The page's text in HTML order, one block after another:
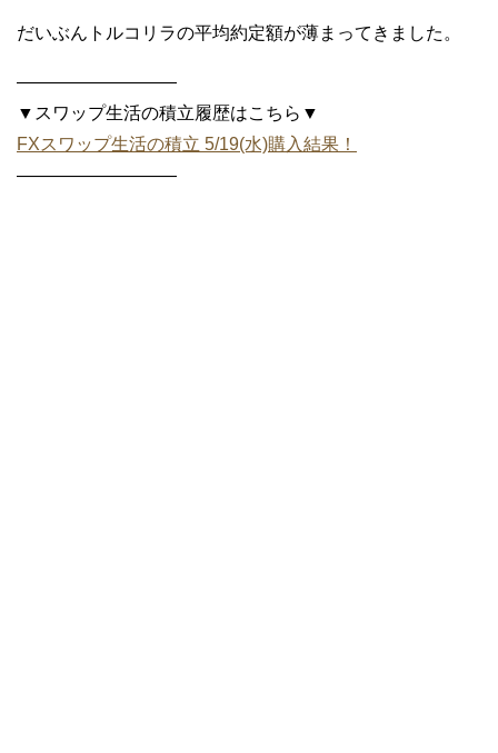
だいぶんトルコリラの平均約定額が薄まってきました。
—————————
▼スワップ生活の積立履歴はこちら▼
FXスワップ生活の積立 5/19(水)購入結果！
—————————